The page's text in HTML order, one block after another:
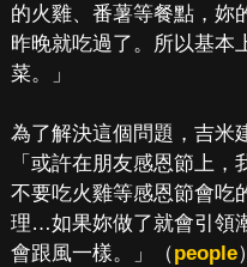
的火雞、番薯等餐點，妳
昨晚就吃過了。所以基本
菜。」
為了解決這個問題，吉米
「或許在朋友感恩節上，
不要吃火雞等感恩節會
理…如果妳做了就會引領
會跟風一樣。」（people）